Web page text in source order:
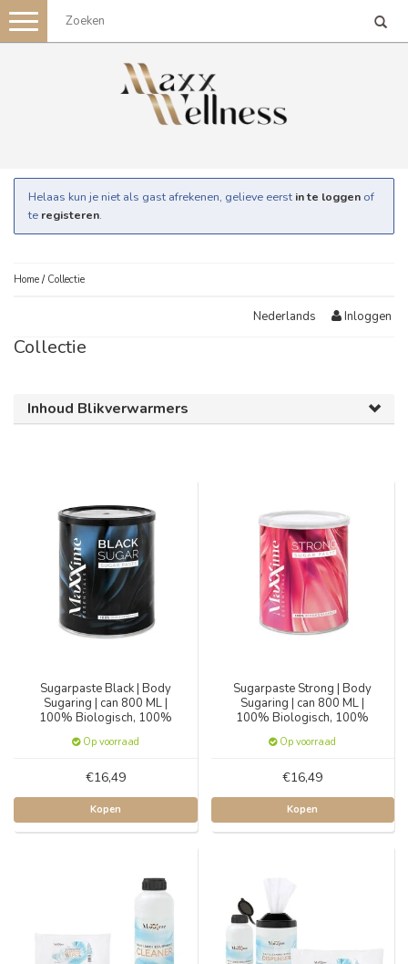
Toggle
navigation
Helaas kun je niet als gast afrekenen, gelieve eerst in te loggen of
te registeren.
Home / Collectie
Nederlands Inloggen
Collectie
Inhoud Blikverwarmers
Sugarpaste Black | Body
Sugaring | can 800 ML |
100% Biologisch, 100%
Op voorraad
€16,49
Kopen
Sugarpaste Strong | Body
Sugaring | can 800 ML |
100% Biologisch, 100%
Op voorraad
€16,49
Kopen